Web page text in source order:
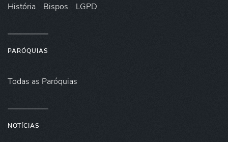
História Bispos LGPD
PARÓQUIAS
Todas as Paróquias
NOTÍCIAS